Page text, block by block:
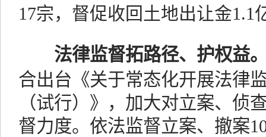
17宗，督促收回土地出让金1.1
法律监督拓路径、护权益
合出台《关于常态化开展法律
（试行）》，加大对立案、侦
督力度。依法监督立案、撤案